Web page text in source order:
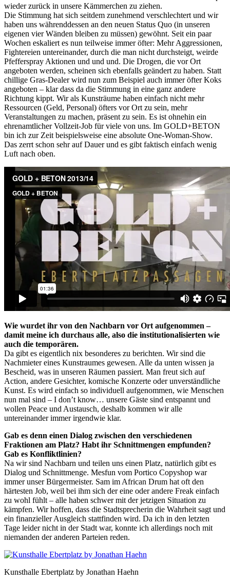
wieder zurück in unsere Kämmerchen zu ziehen.
Die Stimmung hat sich seitdem zunehmend verschlechtert und wir
haben uns währenddessen an den neuen Status Quo (in unseren
eigenen vier Wänden bleiben zu müssen) gewöhnt. Seit ein paar
Wochen eskaliert es nun teilweise immer öfter: Mehr Aggressionen,
Fightereien untereinander, durch die man nicht durchsteigt, weirde
Pfefferspray Aktionen und und und. Die Drogen, die vor Ort
angeboten werden, scheinen sich ebenfalls geändert zu haben. Statt
chillige Gras-Dealer wird nun zum Beispiel auch immer öfter Koks
angeboten – klar dass da die Stimmung in eine ganz andere
Richtung kippt. Wir als Kunsträume haben einfach nicht mehr
Ressourcen (Geld, Personal) öfters vor Ort zu sein, mehr
Veranstaltungen zu machen, präsent zu sein. Es ist ohnehin ein
ehrenamtlicher Vollzeit-Job für viele von uns. Im GOLD+BETON
bin ich zur Zeit beispielsweise eine absolute One-Woman-Show.
Das zerrt schon sehr auf Dauer und es gibt faktisch einfach wenig
Luft nach oben.
Wie wurdet ihr von den Nachbarn vor Ort aufgenommen –
damit meine ich durchaus alle, also die institutionalisierten wie
auch die temporären.
Da gibt es eigentlich nix besonderes zu berichten. Wir sind die
Nachmieter eines Kunstraumes gewesen. Alle da unten wissen ja
Bescheid, was in unseren Räumen passiert. Man freut sich auf
Action, andere Gesichter, komische Konzerte oder unverständliche
Kunst. Es wird einfach so individuell aufgenommen, wie Menschen
nun mal sind – I don’t know… unsere Gäste sind entspannt und
wollen Peace und Austausch, deshalb kommen wir alle
untereinander immer irgendwie klar.
Gab es denn einen Dialog zwischen den verschiedenen
Fraktionen am Platz? Habt ihr Schnittmengen empfunden?
Gab es Konfliktlinien?
Na wir sind Nachbarn und teilen uns einen Platz, natürlich gibt es
Dialog und Schnittmenge. Mesfun vom Portico Copyshop war
immer unser Bürgermeister. Sam im African Drum hat oft den
härtesten Job, weil bei ihm sich der eine oder andere Freak einfach
zu wohl fühlt – alle haben schwer mit der jetzigen Situation zu
kämpfen. Wir hoffen, dass die Stadtsprecherin die Wahrheit sagt und
ein finanzieller Ausgleich stattfinden wird. Da ich in den letzten
Tage leider nicht in der Stadt war, konnte ich allerdings noch mit
niemanden der anderen Parteien reden.
Kunsthalle Ebertplatz by Jonathan Haehn